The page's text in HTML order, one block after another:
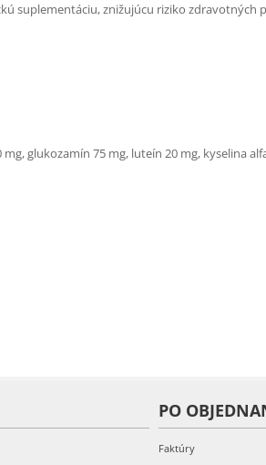
suplementáciu, znižujúcu riziko zdravotných
glukozamín 75 mg, luteín 20 mg, kyselina
PO
Faktúry